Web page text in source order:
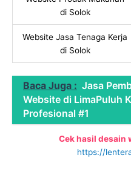
di Solok
Website Jasa Tenaga Kerja
di Solok
Baca Juga : Jasa
Website di LimaPuluh
Profesional #1
Cek hasil desain
https://